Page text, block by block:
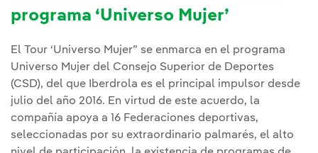
programa ‘Universo Mujer’
El Tour ‘Universo Mujer” se enmarca en el programa
Universo Mujer del Consejo Superior de Deportes
(CSD), del que Iberdrola es el principal impulsor desde
julio del año 2016. En virtud de este acuerdo, la
compañía apoya a 16 Federaciones deportivas,
seleccionadas por su extraordinario palmarés, el alto